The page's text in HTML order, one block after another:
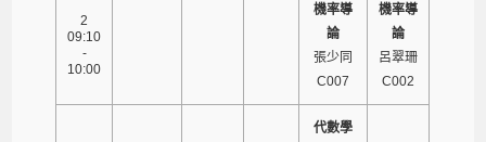
2
09:10
-
10:00
機率導
論
張少同
C007
機率導
論
呂翠珊
C002
代數學